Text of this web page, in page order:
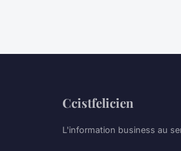
Ccistfelicien
L'information business au